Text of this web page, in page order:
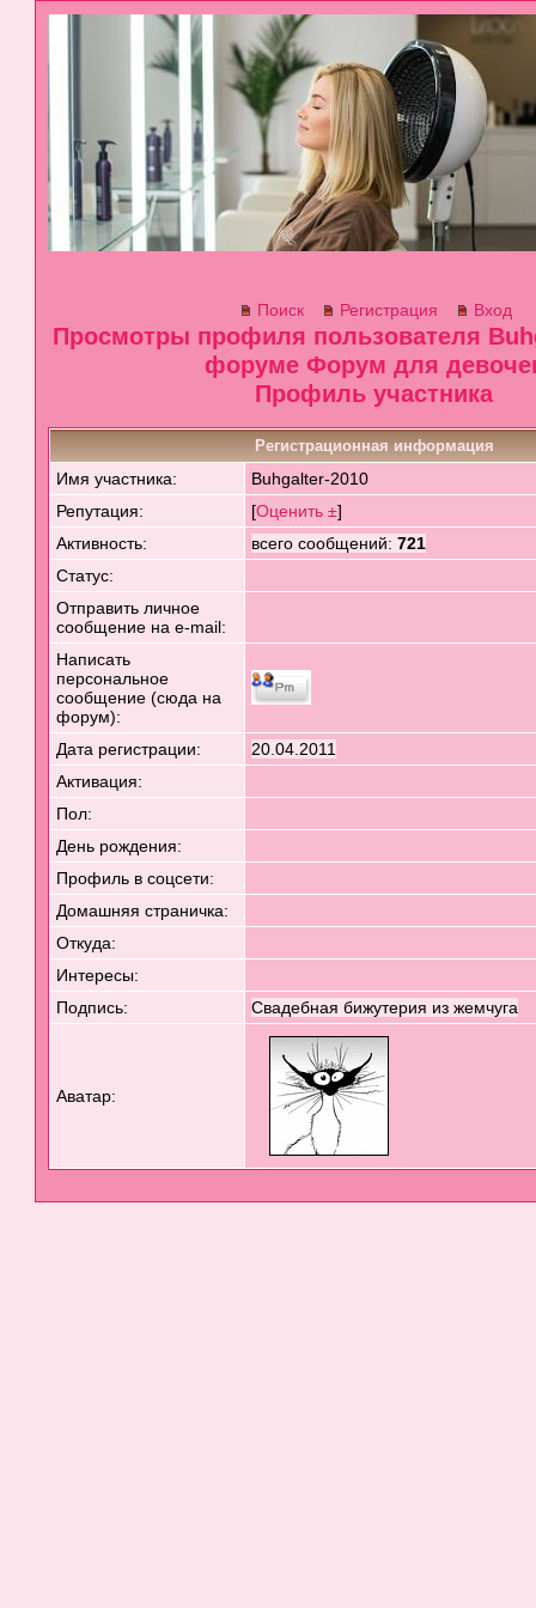
Поиск Регистрация Вход
Просмотры профиля пользователя
форуме Форум для
Профиль участника
Регистрационная информация
Имя участника:
Buhgalter-2010
Репутация:
[Оценить ±]
Активность:
всего сообщений:721
Статус:
Отправить личное
сообщение на e-mail:
Написать
персональное
сообщение (сюда на
форум):
Дата регистрации:
20.04.2011
Активация:
Пол:
День рождения:
Профиль в соцсети:
Домашняя страничка:
Откуда:
Интересы:
Подпись:
Свадебная бижутерия из жемчуга
Аватар: